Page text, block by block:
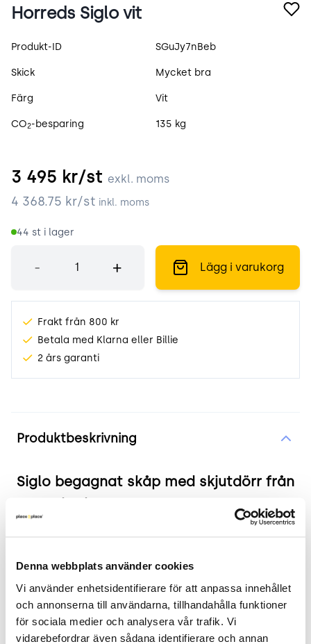
Denna webbplats använder cookies
Vi använder enhetsidentifierare för att anpassa innehållet
och annonserna till användarna, tillhandahålla funktioner
för sociala medier och analysera vår trafik. Vi
vidarebefordrar även sådana identifierare och annan
Horreds Siglo vit
Produktspecifikation
Produkt-ID SGuJy7nBeb
Skick Mycket bra
Färg Vit
CO2-besparing 135 kg
3 495 kr/st exkl. moms
4 368.75 kr/st inkl. moms
44 st i lager
- + Lägg i varukorg
Frakt från 800 kr
Betala med Klarna eller Billie
2 års garanti
Produktbeskrivning
Siglo begagnat skåp med skjutdörr från
Horreds vit
Färg och material: Vit med svarta detaljer
Mått: Höjd 111 cm x Bredd 120 cm x Djup 43 cm
Skick: 4/5
2 års garanti